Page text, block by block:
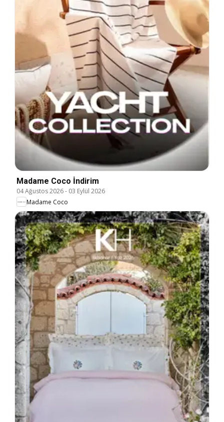
Madame Coco İndirim
04 Ağustos 2026- 03 Eylül 2026
Madame Coco